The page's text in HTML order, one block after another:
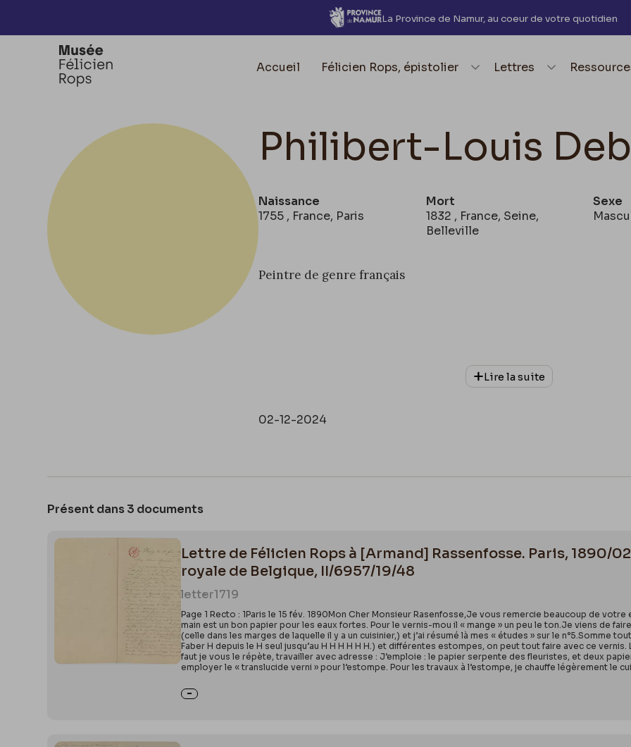
La Province de Namur, au coeur de votre quotidien
Accueil element.menu.open_menu
Félicien Rops, épistolier Lettres
Philibert-Louis
Naissance
1755 , France, Paris
Mort
1832 , France, Seine,
Belleville
Sexe
Peintre de genre français
Lire la suite
02-12-2024
Présent dans 3 documents
Lettre de Félicien Rops à [Armand] Rassenfosse. Paris, 1890/
royale de Belgique, II/6957/19/48
letter1719
Page 1 Recto : 1Paris le 15 fév. 1890Mon Cher Monsieur Rasenfosse,Je vous remercie beaucoup de
main est un bon papier pour les eaux fortes. Pour le vernis-mou il « mange » un peu le ton.Je viens de
(celle dans les marges de laquelle il y a un cuisinier,) et j’ai résumé là mes « études » sur le n°5.Somme
Faber H depuis le H seul jusqu’au H H H H H H.) et différentes estompes, on peut tout faire avec ce
faut je vous le répète, travailler avec adresse : J’emploie : le papier serpente des fleuristes, et deux
employer le « translucide verni » pour l’estompe. Pour les travaux à l’estompe, je chauffe légèrement le